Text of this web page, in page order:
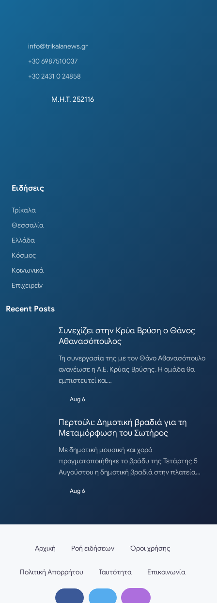
info@trikalanews.gr
+30 6987510037
+30 2431 0 24858
Μ.Η.Τ. 252116
Ειδήσεις
Τρίκαλα
Θεσσαλία
Ελλάδα
Κόσμος
Κοινωνικά
Επιχειρείν
Recent Posts
Συνεχίζει στην Κρύα Βρύση ο Θάνος
Αθανασόπουλος
Τη συνεργασία της με τον Θάνο Αθανασόπουλο
ανανέωσε η Α.Ε. Κρύας Βρύσης. Η ομάδα θα
εμπιστευτεί και…
Aug 6
Περτούλι: Δημοτική βραδιά για τη
Μεταμόρφωση του Σωτήρος
Με δημοτική μουσική και χορό
πραγματοποιήθηκε το βράδυ της Τετάρτης 5
Αυγούστου η δημοτική βραδιά στην πλατεία…
Aug 6
Αρχική Ροή ειδήσεων Όροι χρήσης
Πολιτική Απορρήτου Ταυτότητα Επικοινωνία